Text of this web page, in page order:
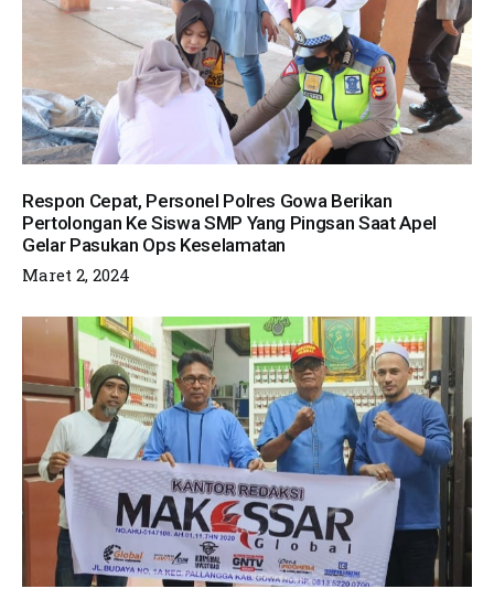
Respon Cepat, Personel Polres Gowa Berikan
Pertolongan Ke Siswa SMP Yang Pingsan Saat Apel
Gelar Pasukan Ops Keselamatan
Maret 2, 2024